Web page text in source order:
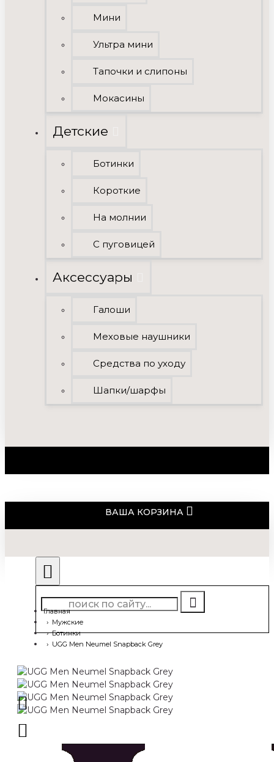
Мини
Ультра мини
Тапочки и слипоны
Мокасины
Детские
Ботинки
Короткие
На молнии
С пуговицей
Аксессуары
Галоши
Меховые наушники
Средства по уходу
Шапки/шарфы
ВАША КОРЗИНА
Главная
Мужские
Ботинки
UGG Men Neumel Snapback Grey